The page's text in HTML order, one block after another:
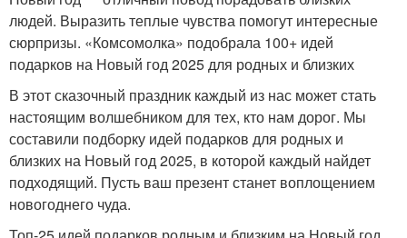
людей. Выразить теплые чувства помогут интересные
сюрпризы. «Комсомолка» подобрала 100+ идей
подарков на Новый год 2025 для родных и близких
В этот сказочный праздник каждый из нас может стать
настоящим волшебником для тех, кто нам дорог. Мы
составили подборку идей подарков для родных и
близких на Новый год 2025, в которой каждый найдет
подходящий. Пусть ваш презент станет воплощением
новогоднего чуда.